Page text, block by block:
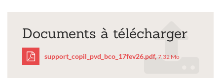
Documents à télécharger
support_copil_pvd_bco_17fev26.pdf, 7.32 Mo